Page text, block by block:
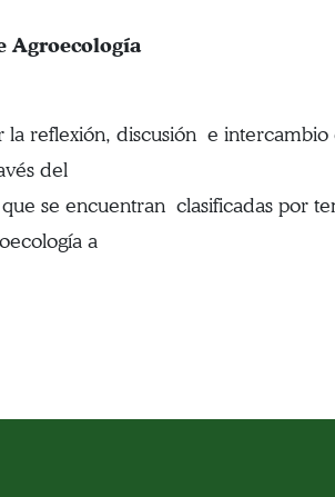
Agroecología
reflexión, discusión e
del
se encuentran clasificadas por
a